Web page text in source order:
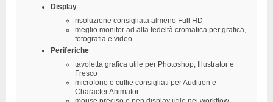
Display
risoluzione consigliata almeno Full HD
meglio monitor ad alta fedeltà cromatica per grafica,
fotografia e video
Periferiche
tavoletta grafica utile per Photoshop, Illustrator e
Fresco
microfono e cuffie consigliati per Audition e
Character Animator